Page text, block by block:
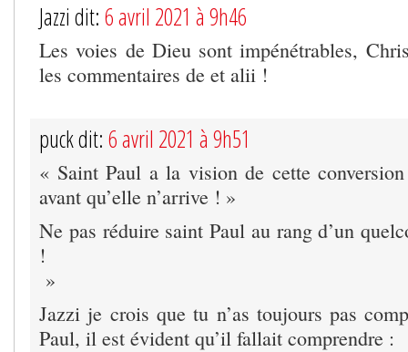
Jazzi dit: 6 avril 2021 à 9h46
Les voies de Dieu sont impénétrables,
les commentaires de et alii !
puck dit: 6 avril 2021 à 9h51
« Saint Paul a la vision de cette
avant qu’elle n’arrive ! »
Ne pas réduire saint Paul au rang d’un
!
»
Jazzi je crois que tu n’as toujours pas
Paul, il est évident qu’il fallait comprendre :